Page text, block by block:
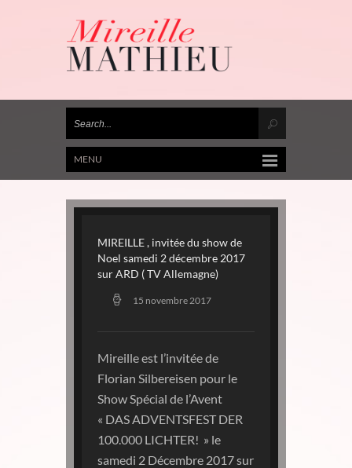
MENU
MIREILLE , invitée du show de
Noel samedi 2 décembre 2017
sur ARD ( TV Allemagne)
15 novembre 2017
Mireille est l’invitée de
Florian Silbereisen pour le
Show Spécial de l’Avent
« DAS ADVENTSFEST DER
100.000 LICHTER! » le
samedi 2 Décembre 2017 sur